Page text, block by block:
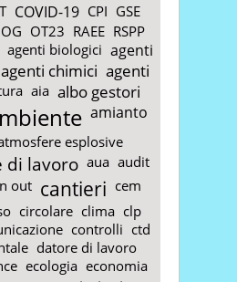
COVID-19 CPI GSE
OT23 RAEE RSPP
agenti biologici agenti
agenti chimici agenti
aia albo gestori
amianto
esplosive
di lavoro aua audit
out cantieri cem
circolare clima clp
controlli ctd
datore di lavoro
ecologia economia